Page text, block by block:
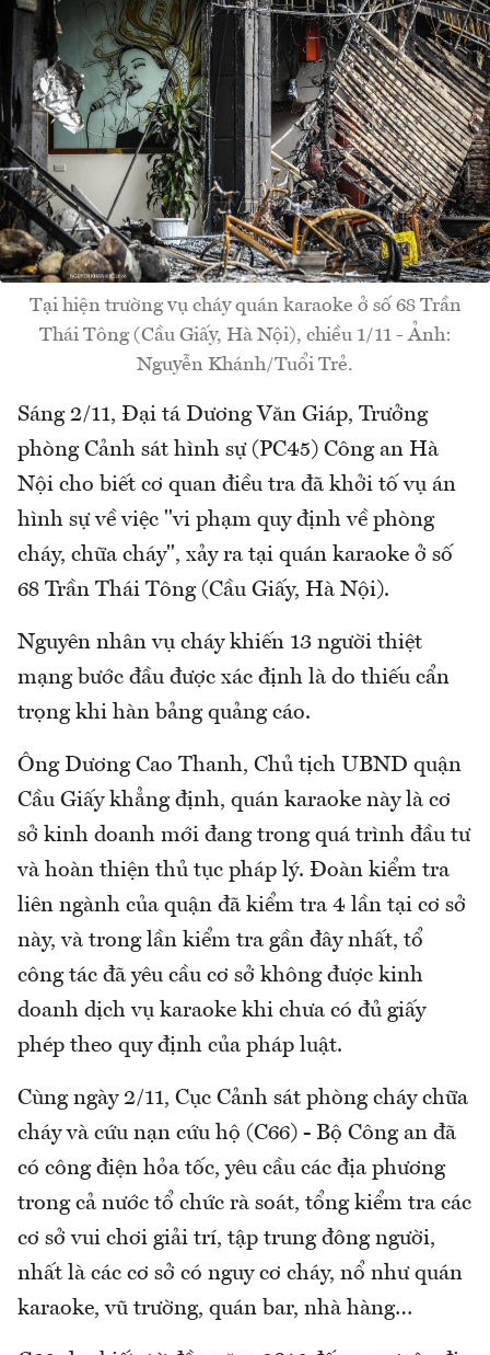
Tại hiện trường vụ cháy quán karaoke ở số 68 Trần
Thái Tông (Cầu Giấy, Hà Nội), chiều 1/11 - Ảnh:
Nguyễn Khánh/Tuổi Trẻ.
Sáng 2/11, Đại tá Dương Văn Giáp, Trưởng
phòng Cảnh sát hình sự (PC45) Công an Hà
Nội cho biết cơ quan điều tra đã khởi tố vụ án
hình sự về việc "vi phạm quy định về phòng
cháy, chữa cháy", xảy ra tại quán karaoke ở số
68 Trần Thái Tông (Cầu Giấy, Hà Nội).
Nguyên nhân vụ cháy khiến 13 người thiệt
mạng bước đầu được xác định là do thiếu cẩn
trọng khi hàn bảng quảng cáo.
Ông Dương Cao Thanh, Chủ tịch UBND quận
Cầu Giấy khẳng định, quán karaoke này là cơ
sở kinh doanh mới đang trong quá trình đầu tư
và hoàn thiện thủ tục pháp lý. Đoàn kiểm tra
liên ngành của quận đã kiểm tra 4 lần tại cơ sở
này, và trong lần kiểm tra gần đây nhất, tổ
công tác đã yêu cầu cơ sở không được kinh
doanh dịch vụ karaoke khi chưa có đủ giấy
phép theo quy định của pháp luật.
Cùng ngày 2/11, Cục Cảnh sát phòng cháy chữa
cháy và cứu nạn cứu hộ (C66) - Bộ Công an đã
có công điện hỏa tốc, yêu cầu các địa phương
trong cả nước tổ chức rà soát, tổng kiểm tra các
cơ sở vui chơi giải trí, tập trung đông người,
nhất là các cơ sở có nguy cơ cháy, nổ như quán
karaoke, vũ trường, quán bar, nhà hàng…